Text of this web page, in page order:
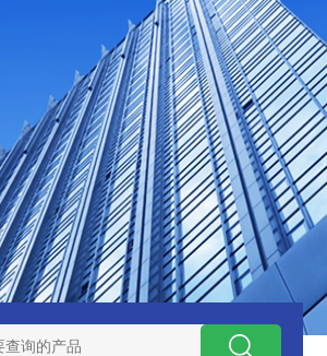
电焊车间 六耳快拆除尘滤筒 环保排放达